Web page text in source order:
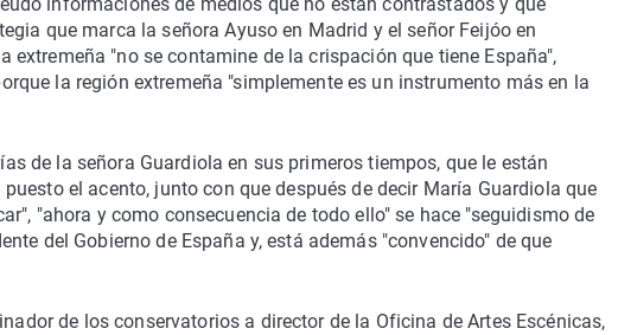
que marca la señora Ayuso en Madrid y el señor Feijóo en
extremeña "no se contamine de la crispación que tiene España",
la región extremeña "simplemente es un instrumento más en la
de la señora Guardiola en sus primeros tiempos, que le están
el acento, junto con que después de decir María Guardiola que
"ahora y como consecuencia de todo ello" se hace "seguidismo de
del Gobierno de España y, está además "convencido" de que
de los conservatorios a director de la Oficina de Artes Escénicas,